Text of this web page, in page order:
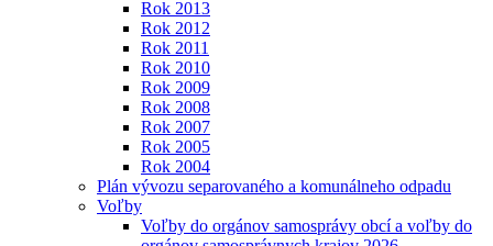
Rok 2013
Rok 2012
Rok 2011
Rok 2010
Rok 2009
Rok 2008
Rok 2007
Rok 2005
Rok 2004
Plán vývozu separovaného a komunálneho odpadu
Voľby
Voľby do orgánov samosprávy obcí a voľby do